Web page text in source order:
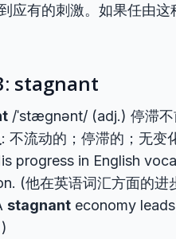
应有的刺激。如果任由
stagnant
/ˈstæɡnənt/ (adj.) 停滞不
: 不流动的；停滞的；无变
progress in English
(他在英语词汇方面的进
stagnant economy